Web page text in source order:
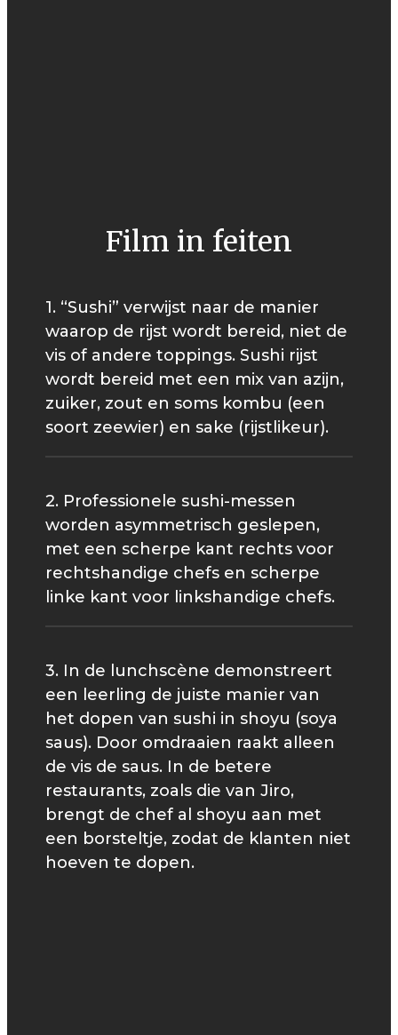
Film in feiten
1. “Sushi” verwijst naar de manier
waarop de rijst wordt bereid, niet de
vis of andere toppings. Sushi rijst
wordt bereid met een mix van azijn,
zuiker, zout en soms kombu (een
soort zeewier) en sake (rijstlikeur).
2. Professionele sushi-messen
worden asymmetrisch geslepen,
met een scherpe kant rechts voor
rechtshandige chefs en scherpe
linke kant voor linkshandige chefs.
3. In de lunchscène demonstreert
een leerling de juiste manier van
het dopen van sushi in shoyu (soya
saus). Door omdraaien raakt alleen
de vis de saus. In de betere
restaurants, zoals die van Jiro,
brengt de chef al shoyu aan met
een borsteltje, zodat de klanten niet
hoeven te dopen.